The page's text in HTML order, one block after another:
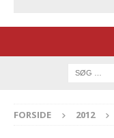
FORSIDE 2012